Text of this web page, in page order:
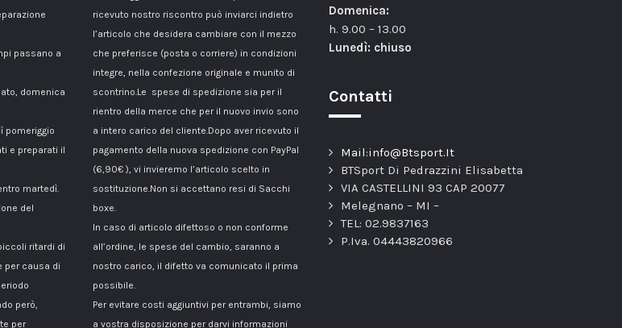
passano a
domenica
pomeriggio
e preparati il
martedì.
del
ritardi di
per causa di
però,
per
ricevuto nostro riscontro può inviarci indietro
l’articolo che desidera cambiare con il mezzo
che preferisce (posta o corriere) in condizioni
integre, nella confezione originale e munito di
scontrino.Le spese di spedizione sia per il
rientro della merce che per il nuovo invio sono
a intero carico del cliente.Dopo aver ricevuto il
pagamento della nuova spedizione con PayPal
(6,90€ ), vi invieremo l’articolo scelto in
sostituzione.Non si accettano resi di Sacchi
boxe.
In caso di articolo difettoso o non conforme
all’ordine, le spese del cambio, saranno a
nostro carico, il difetto va comunicato il prima
possibile.
Per evitare costi aggiuntivi per entrambi, siamo
a vostra disposizione per darvi informazioni
Domenica:
h. 9.00 – 13.00
Lunedì: chiuso
Contatti
Mail:info@Btsport.It
BTSport Di Pedrazzini Elisabetta
VIA CASTELLINI 93 CAP 20077
Melegnano – MI –
TEL: 02.9837163
P.Iva. 04443820966